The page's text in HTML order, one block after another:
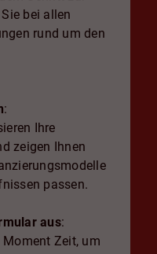
bei allen
rund um den
:
Ihre
zeigen Ihnen
passen.
aus:
Moment Zeit, um